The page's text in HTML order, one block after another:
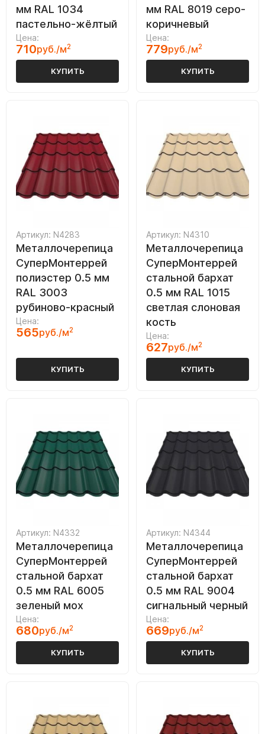
мм RAL 1034
пастельно-жёлтый
Цена:
710руб./м2
КУПИТЬ
мм RAL 8019 серо-
коричневый
Цена:
779руб./м2
КУПИТЬ
Артикул: N4283
Металлочерепица
СуперМонтеррей
полиэстер 0.5 мм
RAL 3003
рубиново-красный
Цена:
565руб./м2
КУПИТЬ
Артикул: N4310
Металлочерепица
СуперМонтеррей
стальной бархат
0.5 мм RAL 1015
светлая слоновая
кость
Цена:
627руб./м2
КУПИТЬ
Артикул: N4332
Металлочерепица
СуперМонтеррей
стальной бархат
0.5 мм RAL 6005
зеленый мох
Цена:
680руб./м2
КУПИТЬ
Артикул: N4344
Металлочерепица
СуперМонтеррей
стальной бархат
0.5 мм RAL 9004
сигнальный черный
Цена:
669руб./м2
КУПИТЬ